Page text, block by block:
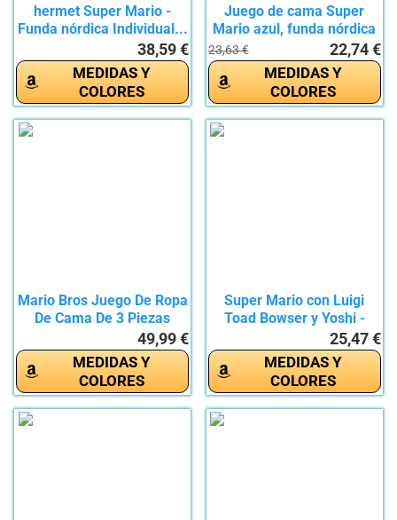
hermet Super Mario -
Funda nórdica Individual...
38,59 €
MEDIDAS Y
COLORES
Juego de cama Super
Mario azul, funda nórdica
23,63 € 22,74 €
MEDIDAS Y
COLORES
Mario Bros Juego De Ropa
De Cama De 3 Piezas
49,99 €
MEDIDAS Y
COLORES
Super Mario con Luigi
Toad Bowser y Yoshi -
25,47 €
MEDIDAS Y
COLORES